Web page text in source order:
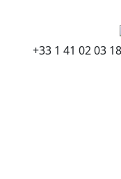
+33 1 41 02 03